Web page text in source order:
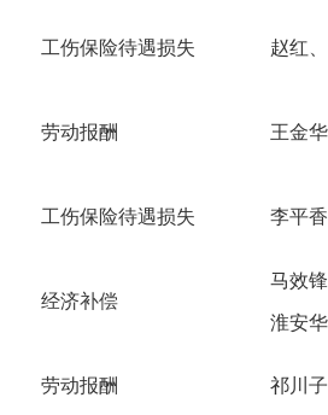
工伤保险待遇损失 赵红
劳动报酬 王金
工伤保险待遇损失 李平
经济补偿
马效
淮安
劳动报酬 祁川